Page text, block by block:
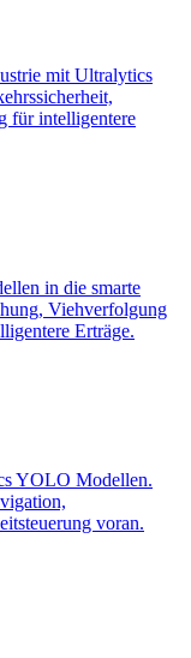
mit Ultralytics
für intelligentere
in die smarte
Viehverfolgung
Erträge.
YOLO Modellen.
voran.